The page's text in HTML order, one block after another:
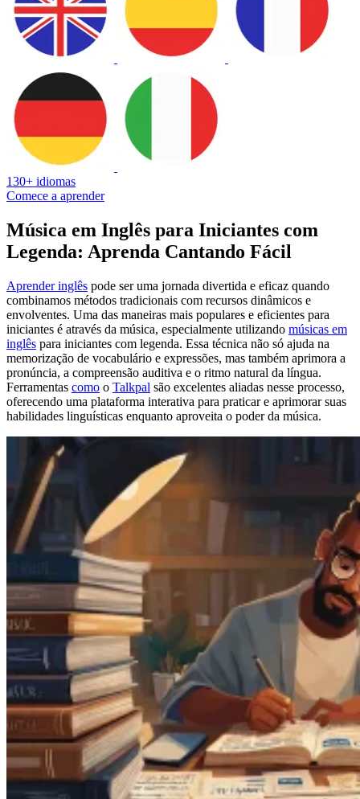
130+ idiomas
Comece a aprender
Música em Inglês para Iniciantes com
Legenda: Aprenda Cantando Fácil
Aprender inglês pode ser uma jornada divertida e eficaz quando
combinamos métodos tradicionais com recursos dinâmicos e
envolventes. Uma das maneiras mais populares e eficientes para
iniciantes é através da música, especialmente utilizando músicas em
inglês para iniciantes com legenda. Essa técnica não só ajuda na
memorização de vocabulário e expressões, mas também aprimora a
pronúncia, a compreensão auditiva e o ritmo natural da língua.
Ferramentas como o Talkpal são excelentes aliadas nesse processo,
oferecendo uma plataforma interativa para praticar e aprimorar suas
habilidades linguísticas enquanto aproveita o poder da música.